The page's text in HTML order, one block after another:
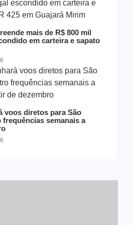
mais de R$ 800 mil
em carteira e sapato
voos diretos para São
semanais a